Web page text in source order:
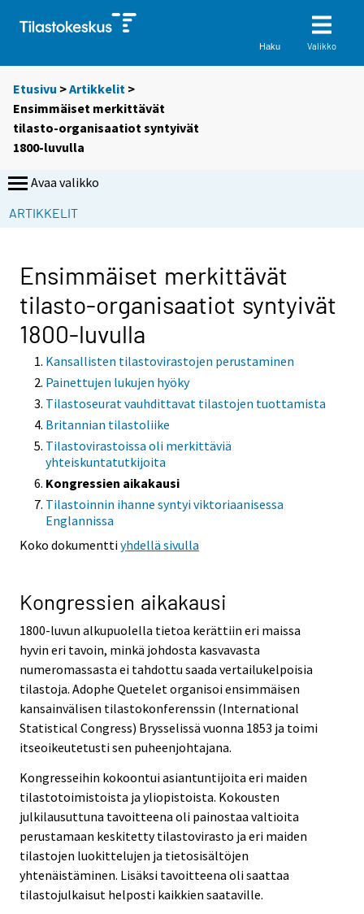
Haku Valikko
Etusivu >Artikkelit >
Ensimmäiset merkittävät
tilasto-organisaatiot syntyivät
1800-luvulla
Avaa valikko
ARTIKKELIT
Ensimmäiset merkittävät
tilasto-organisaatiot syntyivät
1800-luvulla
Kansallisten tilastovirastojen perustaminen
Painettujen lukujen hyöky
Tilastoseurat vauhdittavat tilastojen tuottamista
Britannian tilastoliike
Tilastovirastoissa oli merkittäviä
yhteiskuntatutkijoita
Kongressien aikakausi
Tilastoinnin ihanne syntyi viktoriaanisessa
Englannissa
Koko dokumenttiyhdellä sivulla
Kongressien aikakausi
1800-luvun alkupuolella tietoa kerättiin eri maissa
hyvin eri tavoin, minkä johdosta kasvavasta
numeromassasta ei tahdottu saada vertailukelpoisia
tilastoja. Adophe Quetelet organisoi ensimmäisen
kansainvälisen tilastokonferenssin (International
Statistical Congress) Brysselissä vuonna 1853 ja toimi
itseoikeutetusti sen puheenjohtajana.
Kongresseihin kokoontui asiantuntijoita eri maiden
tilastotoimistoista ja yliopistoista. Kokousten
julkilausuttuna tavoitteena oli painostaa valtioita
perustamaan keskitetty tilastovirasto ja eri maiden
tilastojen luokittelujen ja tietosisältöjen
yhtenäistäminen. Lisäksi tavoitteena oli saattaa
tilastojulkaisut helposti kaikkien saataville.